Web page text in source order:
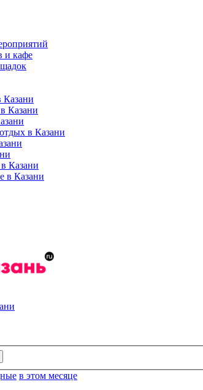
и кафе
Казани
Казани
в Казани
Казани
в Казани
в этом месяце